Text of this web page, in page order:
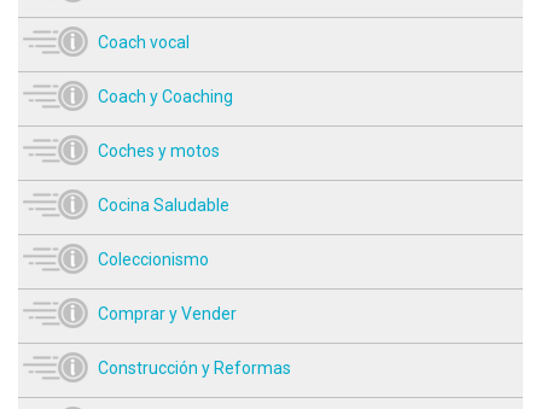
Coach vocal
Coach y Coaching
Coches y motos
Cocina Saludable
Coleccionismo
Comprar y Vender
Construcción y Reformas